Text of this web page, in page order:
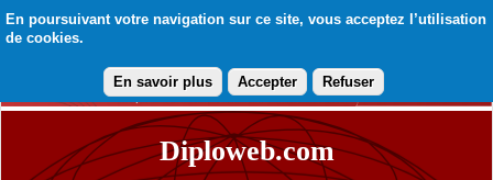
En poursuivant votre navigation sur ce site, vous acceptez l’utilisation
de cookies.
En savoir plus Accepter Refuser
Diploweb.com